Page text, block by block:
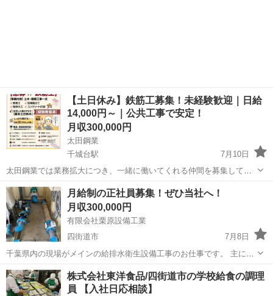
【土日休み】鉄筋工募集！未経験歓迎｜日給
14,000円～｜公共工事で安定！
月収300,000円
太田鋼業
千城台駅
7月10日
太田鋼業では業務拡大につき、一緒に働いてくれる仲間を募集してい
ます！ 公共工事を中心に、土木・建築工事の鉄筋工事を行っていま
す。 仕事量が安定しているので、長く安心して働ける環境です。 【仕
事内容】 ・鉄筋工事 ・土木...
千葉 四街道市 千城台駅 その他
月給制の正社員募集！ぜひ当社へ！
月収300,000円
有限会社栗原設備工業
四街道市
7月8日
千葉県内の現場がメインの給排水衛生設備工事のお仕事です。 主に配
管作業をし、最終的に衛生器具器具を取り付ける作業等を行います。
現場は、学校や駅、商業施設、マンション等色々な現場があります。
社会保険、厚生年金、労災保険、雇...
千葉 四街道市 土木
株式会社東洋食品/四街道市の学校給食の調理
員 【入社日応相談】